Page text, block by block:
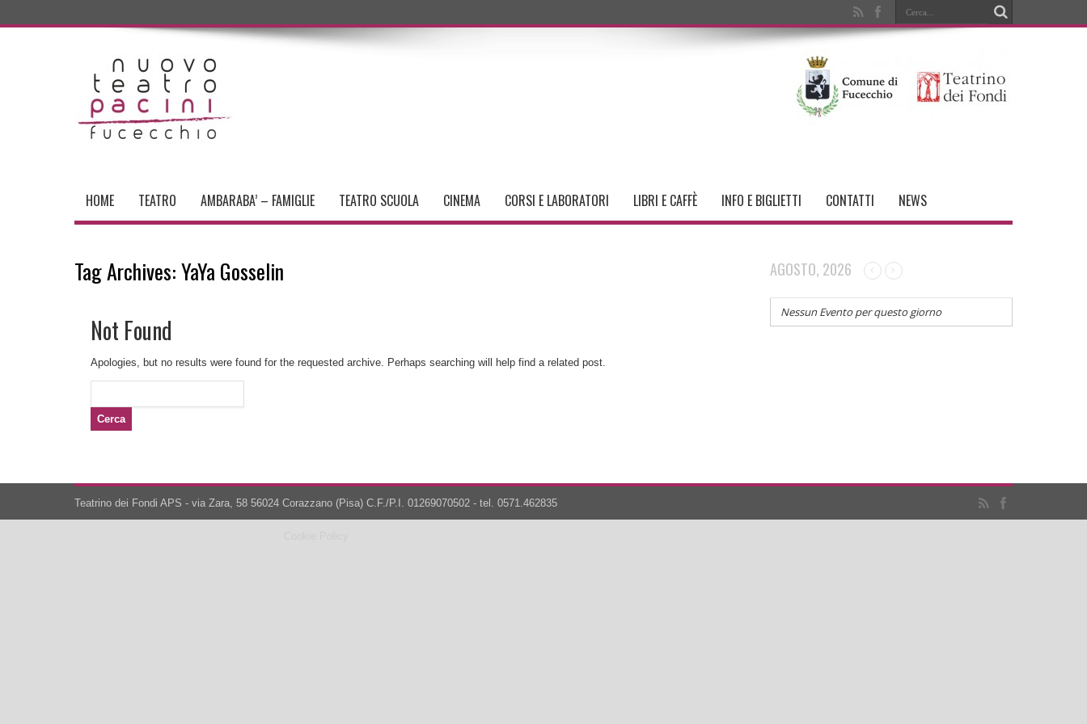
HOME TEATRO AMBARABA’ – FAMIGLIE TEATRO SCUOLA CINEMA CORSI E LABORATORI LIBRI E CAFFÈ INFO E BIGLIETTI CONTATTI NEWS
Tag Archives:YaYa Gosselin
Not Found
Apologies, but no results were found for the requested archive. Perhaps searching will help find a related post.
AGOSTO, 2026
Nessun Evento per questo giorno
Teatrino dei Fondi APS - via Zara, 58 56024 Corazzano (Pisa) C.F./P.I. 01269070502 - tel. 0571.462835